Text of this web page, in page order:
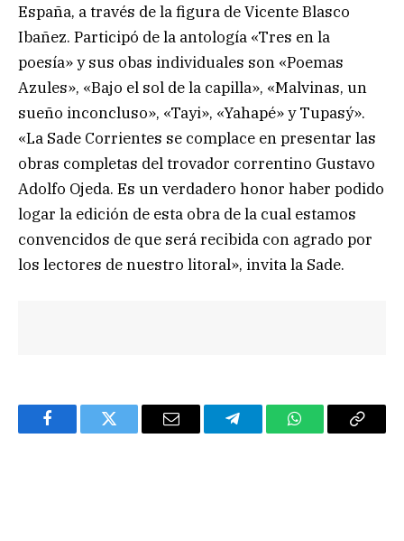
España, a través de la figura de Vicente Blasco
Ibañez. Participó de la antología «Tres en la
poesía» y sus obas individuales son «Poemas
Azules», «Bajo el sol de la capilla», «Malvinas, un
sueño inconcluso», «Tayi», «Yahapé» y Tupasý».
«La Sade Corrientes se complace en presentar las
obras completas del trovador correntino Gustavo
Adolfo Ojeda. Es un verdadero honor haber podido
logar la edición de esta obra de la cual estamos
convencidos de que será recibida con agrado por
los lectores de nuestro litoral», invita la Sade.
FacebookTwitter Email TelegramWhatsAppCopy